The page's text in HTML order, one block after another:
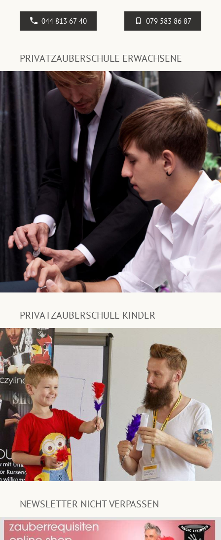
044 813 67 40 079 583 86 87
PRIVATZAUBERSCHULE ERWACHSENE
PRIVATZAUBERSCHULE KINDER
NEWSLETTER NICHT VERPASSEN